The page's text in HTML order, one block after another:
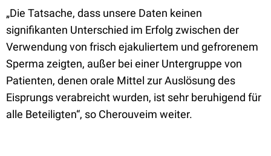
„Die Tatsache, dass unsere Daten keinen
signifikanten Unterschied im Erfolg zwischen der
Verwendung von frisch ejakuliertem und gefrorenem
Sperma zeigten, außer bei einer Untergruppe von
Patienten, denen orale Mittel zur Auslösung des
Eisprungs verabreicht wurden, ist sehr beruhigend für
alle Beteiligten“, so Cherouveim weiter.